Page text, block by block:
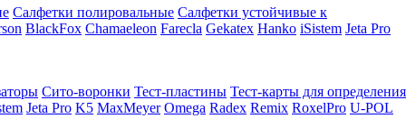
Салфетки полировальные Салфетки устойчивые к
BlackFox Chamaeleon Farecla Gekatex Hanko iSistem Jeta Pro
Сито-воронки Тест-пластины Тест-карты для определения
Jeta Pro K5 MaxMeyer Omega Radex Remix RoxelPro U-POL